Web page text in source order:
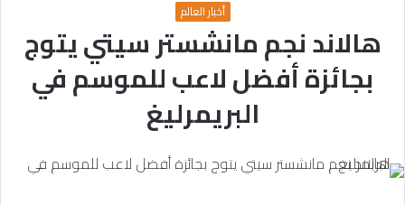
أخبار العالم
هالاند نجم مانشستر سيتي يتوج
بجائزة أفضل لاعب للموسم في
البريمرليغ